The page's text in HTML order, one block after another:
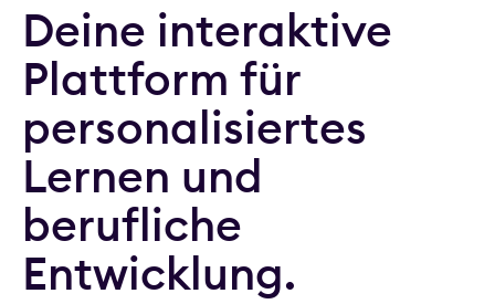
Deine interaktive
Plattform für
personalisiertes
Lernen und
berufliche
Entwicklung.